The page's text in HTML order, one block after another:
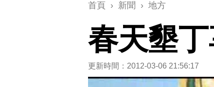
首頁 › 新聞 › 地方
春天墾
更新時間：2012-03-06 21:56:17